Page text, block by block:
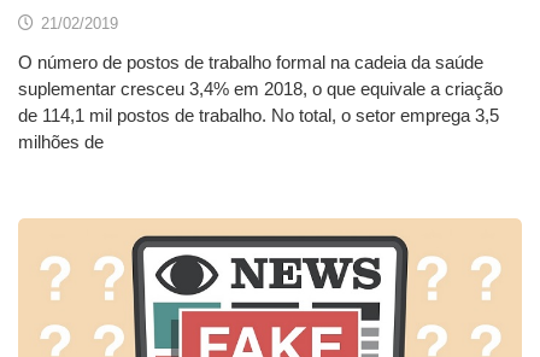
21/02/2019
O número de postos de trabalho formal na cadeia da saúde
suplementar cresceu 3,4% em 2018, o que equivale a criação
de 114,1 mil postos de trabalho. No total, o setor emprega 3,5
milhões de